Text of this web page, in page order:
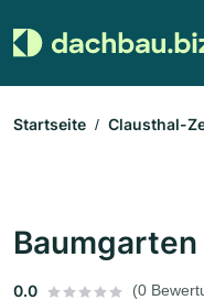
Startseite Clausthal-
Baumgarten
0.0 (0